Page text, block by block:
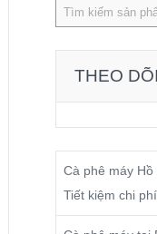
THEO
Cà phê máy Hồ
Tiết kiệm chi phí